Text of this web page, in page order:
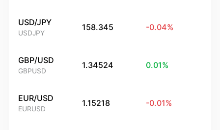
USD/JPY
USDJPY
158.345 -0.04%
GBP/USD
GBPUSD
1.34524 0.01%
EUR/USD
EURUSD
1.15218 -0.01%